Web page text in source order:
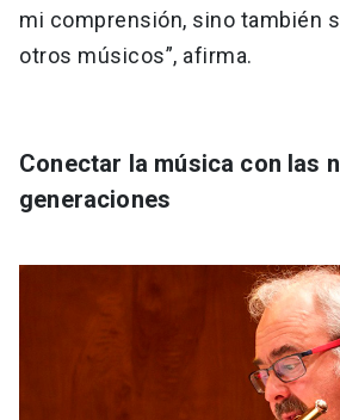
mi comprensión, sino también
otros músicos”, afirma.
Conectar la música con las
generaciones